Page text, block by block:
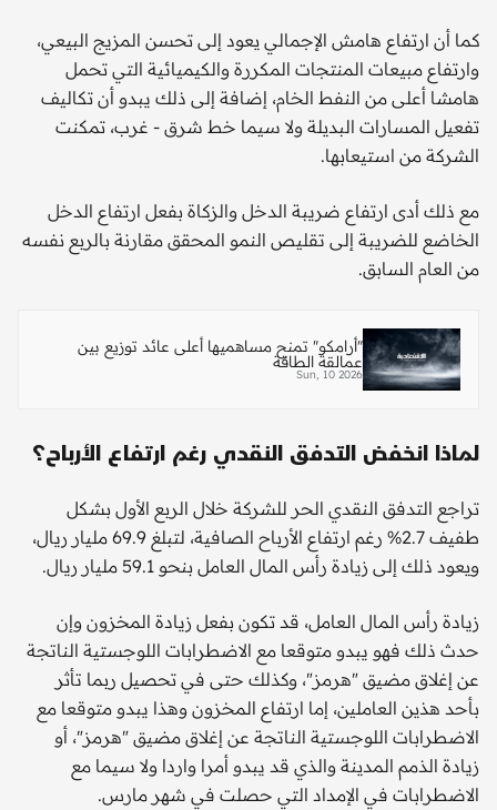
كما أن ارتفاع هامش الإجمالي يعود إلى تحسن المزيج البيعي،
وارتفاع مبيعات المنتجات المكررة والكيميائية التي تحمل
هامشا أعلى من النفط الخام، إضافة إلى ذلك يبدو أن تكاليف
تفعيل المسارات البديلة ولا سيما خط شرق - غرب، تمكنت
الشركة من استيعابها.
مع ذلك أدى ارتفاع ضريبة الدخل والزكاة بفعل ارتفاع الدخل
الخاضع للضريبة إلى تقليص النمو المحقق مقارنة بالربع نفسه
من العام السابق.
"أرامكو" تمنح مساهميها أعلى عائد توزيع بين
عمالقة الطاقة
Sun, 10 2026
لماذا انخفض التدفق النقدي رغم ارتفاع الأرباح؟
تراجع التدفق النقدي الحر للشركة خلال الربع الأول بشكل
طفيف 2.7% رغم ارتفاع الأرباح الصافية، لتبلغ 69.9 مليار ريال،
ويعود ذلك إلى زيادة رأس المال العامل بنحو 59.1 مليار ريال.
زيادة رأس المال العامل، قد تكون بفعل زيادة المخزون وإن
حدث ذلك فهو يبدو متوقعا مع الاضطرابات اللوجستية الناتجة
عن إغلاق مضيق "هرمز"، وكذلك حتى في تحصيل ربما تأثر
بأحد هذين العاملين، إما ارتفاع المخزون وهذا يبدو متوقعا مع
الاضطرابات اللوجستية الناتجة عن إغلاق مضيق "هرمز"، أو
زيادة الذمم المدينة والذي قد يبدو أمرا واردا ولا سيما مع
الاضطرابات في الإمداد التي حصلت في شهر مارس.